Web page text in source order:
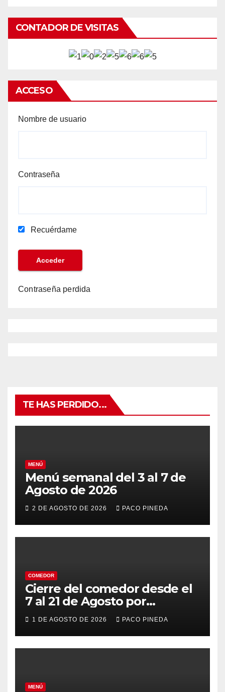
CONTADOR DE VISITAS
ACCESO
Nombre de usuario
Contraseña
Recuérdame
Contraseña perdida
TE HAS PERDIDO...
MENÚ
Menú semanal del 3 al 7 de
Agosto de 2026
2 DE AGOSTO DE 2026 PACO PINEDA
COMEDOR
Cierre del comedor desde el
7 al 21 de Agosto por
vacaciones
1 DE AGOSTO DE 2026 PACO PINEDA
MENÚ